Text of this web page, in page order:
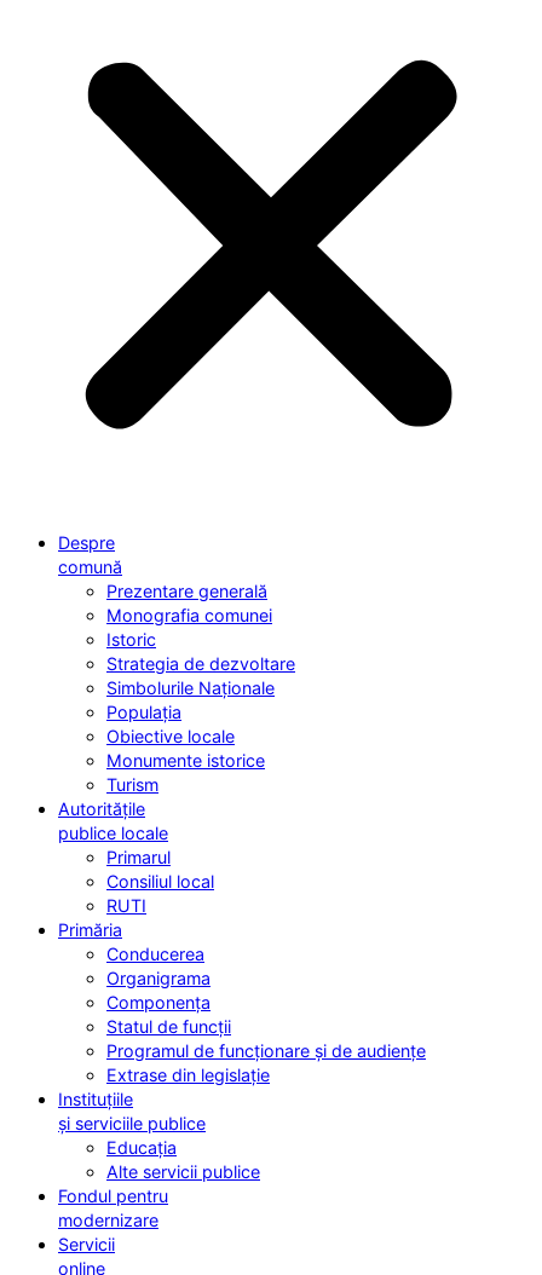
Despre
comună
Prezentare generală
Monografia comunei
Istoric
Strategia de dezvoltare
Simbolurile Naționale
Populația
Obiective locale
Monumente istorice
Turism
Autoritățile
publice locale
Primarul
Consiliul local
RUTI
Primăria
Conducerea
Organigrama
Componența
Statul de funcții
Programul de funcționare și de audiențe
Extrase din legislație
Instituțiile
și serviciile publice
Educația
Alte servicii publice
Fondul pentru
modernizare
Servicii
online